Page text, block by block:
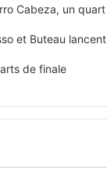
Cabeza, un
et Buteau
de finale